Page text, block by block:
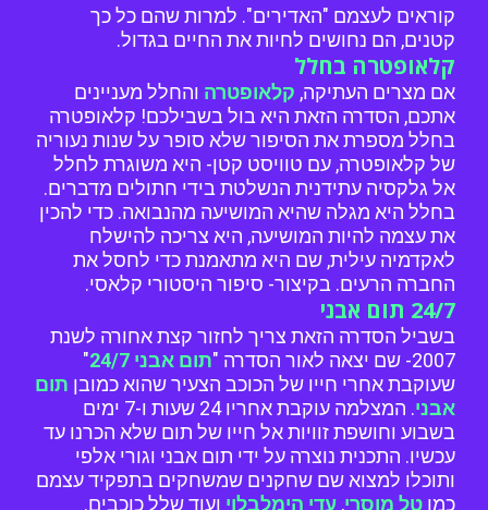
קוראים לעצמם "האדירים". למרות שהם כל כך
קטנים, הם נחושים לחיות את החיים בגדול.
קלאופטרה בחלל
אם מצרים העתיקה, קלאופטרה והחלל מעניינים
אתכם, הסדרה הזאת היא בול בשבילכם! קלאופטרה
בחלל מספרת את הסיפור שלא סופר על שנות נעוריה
של קלאופטרה, עם טוויסט קטן- היא משוגרת לחלל
אל גלקסיה עתידנית הנשלטת בידי חתולים מדברים.
בחלל היא מגלה שהיא המושיעה מהנבואה. כדי להכין
את עצמה להיות המושיעה, היא צריכה להישלח
לאקדמיה עילית, שם היא מתאמנת כדי לחסל את
החברה הרעים. בקיצור- סיפור היסטורי קלאסי.
24/7 תום אבני
בשביל הסדרה הזאת צריך לחזור קצת אחורה לשנת
2007- שם יצאה לאור הסדרה "
תום אבני 24/7
"
שעוקבת אחרי חייו של הכוכב הצעיר שהוא כמובן תום
אבני
. המצלמה עוקבת אחריו 24 שעות ו-7 ימים
בשבוע וחושפת זוויות אל חייו של תום שלא הכרנו עד
עכשיו. התכנית נוצרה על ידי תום אבני וגורי אלפי
ותוכלו למצוא שם שחקנים שמשחקים בתפקיד עצמם
כמו טל מוסרי, עדי הימלבלוי ועוד שלל כוכבים.